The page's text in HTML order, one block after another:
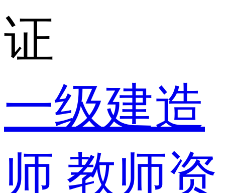
证
一级建造
师 教师资